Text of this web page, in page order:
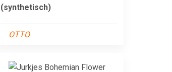
(synthetisch)
OTTO